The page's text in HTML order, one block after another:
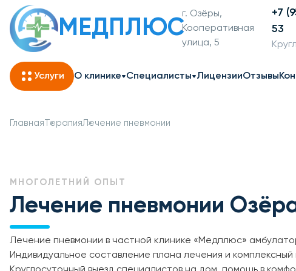
МЕДПЛЮС
г. Озёры,
Кооперативная
улица, 5
+7
53
Услуги О клинике Специалисты ЛицензииОтзывы
Главная ТерапияЛечение пневмонии
МНОГОЛЕТНИЙ ОПЫТ
Лечение пневмонии
Лечение пневмонии в частной клинике «Медплюс»
Индивидуальное составление плана лечения и комплексный